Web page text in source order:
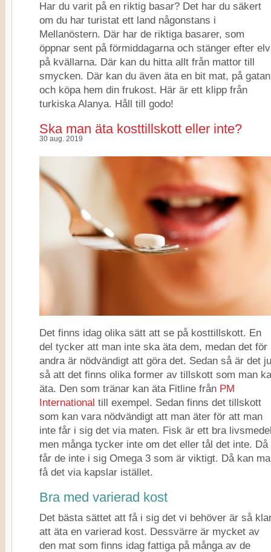
Har du varit på en riktig basar? Det har du säkert
om du har turistat ett land någonstans i
Mellanöstern. Där har de riktiga basarer, som
öppnar sent på förmiddagarna och stänger efter
på kvällarna. Där kan du hitta allt från mattor till
smycken. Där kan du även äta en bit mat, på
och köpa hem din frukost. Här är ett klipp från
turkiska Alanya. Håll till godo!
Ska man äta kosttillskott eller inte?
30 aug. 2019
Det finns idag olika sätt att se på kosttillskott. En
del tycker att man inte ska äta dem, medan det för
andra är nödvändigt att göra det. Sedan så är det ju
så att det finns olika former av tillskott som man
äta. Den som tränar kan äta Fitline från PM
International till exempel. Sedan finns det tillskott
som kan vara nödvändigt att man äter för att man
inte får i sig det via maten. Fisk är ett bra
men många tycker inte om det eller tål det inte. Då
får de inte i sig Omega 3 som är viktigt. Då kan
få det via kapslar istället.
Bra med varierad kost
Det bästa sättet att få i sig det vi behöver är så
att äta en varierad kost. Dessvärre är mycket av
den mat som finns idag fattiga på många av de